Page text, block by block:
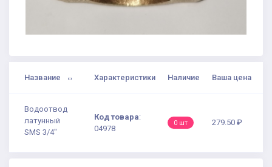
Название Характеристики Наличие Ваша цена
Водоотвод
латунный
SMS 3/4"
Код товара:
04978
0 шт 279.50 ₽